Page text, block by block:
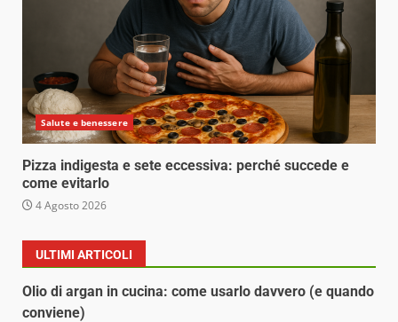
Salute e benessere
Pizza indigesta e sete eccessiva: perché succede e
come evitarlo
4 Agosto 2026
ULTIMI ARTICOLI
Olio di argan in cucina: come usarlo davvero (e quando
conviene)